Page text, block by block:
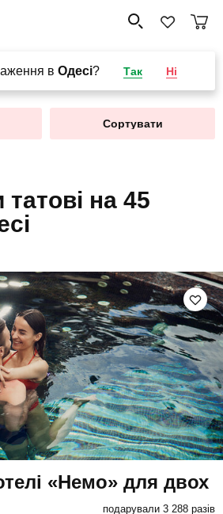
в Одесі? Так Ні
Сортувати
на 45
«Немо» для двох
подарували 3 288 разів